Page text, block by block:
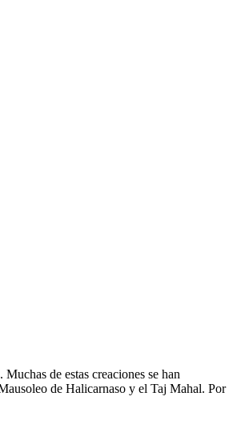
de estas creaciones se han
de Halicarnaso y el Taj Mahal. Por